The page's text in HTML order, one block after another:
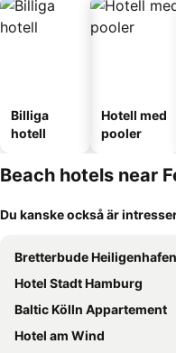
Billiga
hotell
Hotell med
pooler
Beach hotels near
Du kanske också är
Bretterbude Heiligenhafen
Hotel Stadt Hamburg
Baltic Kölln Appartement
Hotel am Wind